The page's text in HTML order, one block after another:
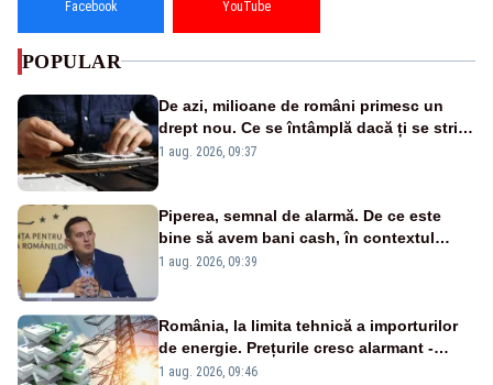
Facebook YouTube
POPULAR
De azi, milioane de români primesc un
drept nou. Ce se întâmplă dacă ți se strică
un produs
1 aug. 2026, 09:37
Piperea, semnal de alarmă. De ce este
bine să avem bani cash, în contextul
alertei energetice?
1 aug. 2026, 09:39
România, la limita tehnică a importurilor
de energie. Prețurile cresc alarmant -
Analiză Realitatea Plus
1 aug. 2026, 09:46